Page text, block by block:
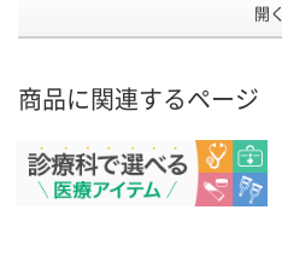
開く
商品に関連するページ